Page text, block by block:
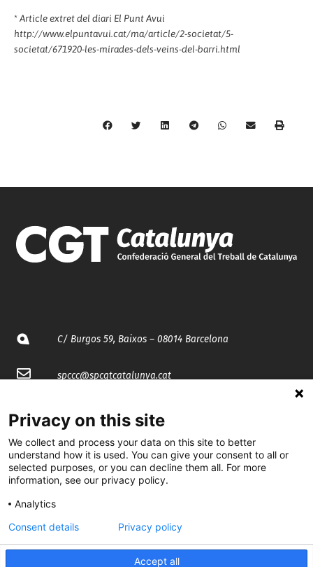
*Article extret del diari El Punt Avui
http://www.elpuntavui.cat/ma/article/2-societat/5-
societat/671920-les-mirades-dels-veins-del-barri.html
C/ Burgos 59, Baixos – 08014 Barcelona
spccc@spcgtcatalunya.cat
@CGTCatalunya
cgtcatalunya
CGTCatalunya
cgtcatalunya
Privacy on this site
We collect and process your data on this site to better
understand how it is used. You can give your consent to all or
selected purposes, or you can decline them all. For more
information, see our privacy policy.
Analytics
Accept all
Consent details Privacy policy